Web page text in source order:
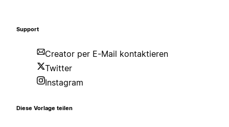
Support
Creator per E-Mail kontaktieren
Twitter
Instagram
Diese Vorlage teilen